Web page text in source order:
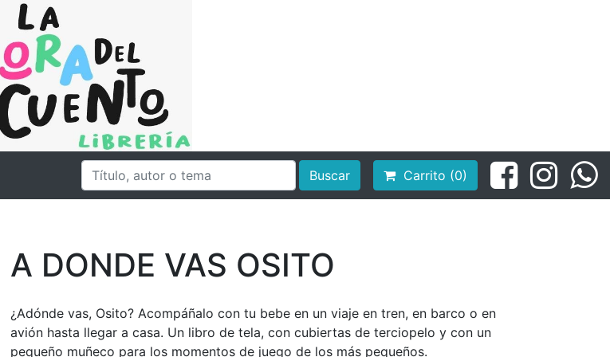
Buscar Carrito (0)
A DONDE VAS OSITO
¿Adónde vas, Osito? Acompáñalo con tu bebe en un viaje en tren, en barco o en
avión hasta llegar a casa. Un libro de tela, con cubiertas de terciopelo y con un
pequeño muñeco para los momentos de juego de los más pequeños.